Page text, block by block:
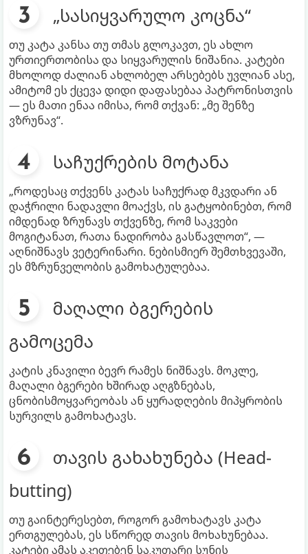
„სასიყვარულო კოცნა“
თუ კატა კანსა თუ თმას გლოკავთ, ეს ახლო
ურთიერთობისა და სიყვარულის ნიშანია. კატები
მხოლოდ ძალიან ახლობელ არსებებს უვლიან ასე,
ამიტომ ეს ქცევა დიდი დაფასებაა პატრონისთვის
— ეს მათი ენაა იმისა, რომ თქვან: „მე შენზე
ვზრუნავ“.
საჩუქრების მოტანა
„როდესაც თქვენს კატას საჩუქრად მკვდარი ან
დაჭრილი ნადავლი მოაქვს, ის გატყობინებთ, რომ
იმდენად ზრუნავს თქვენზე, რომ საკვები
მოგიტანათ, რათა ნადირობა გასწავლოთ“, —
აღნიშნავს ვეტერინარი. ნებისმიერ შემთხვევაში,
ეს მზრუნველობის გამოხატულებაა.
მაღალი ბგერების
გამოცემა
კატის კნავილი ბევრ რამეს ნიშნავს. მოკლე,
მაღალი ბგერები ხშირად აღგზნებას,
ცნობისმოყვარეობას ან ყურადღების მიპყრობის
სურვილს გამოხატავს.
თავის გახახუნება (Head-
butting)
თუ გაინტერესებთ, როგორ გამოხატავს კატა
ერთგულებას, ეს სწორედ თავის მოხახუნებაა.
კატები ამას აკეთებენ საკუთარი სუნის